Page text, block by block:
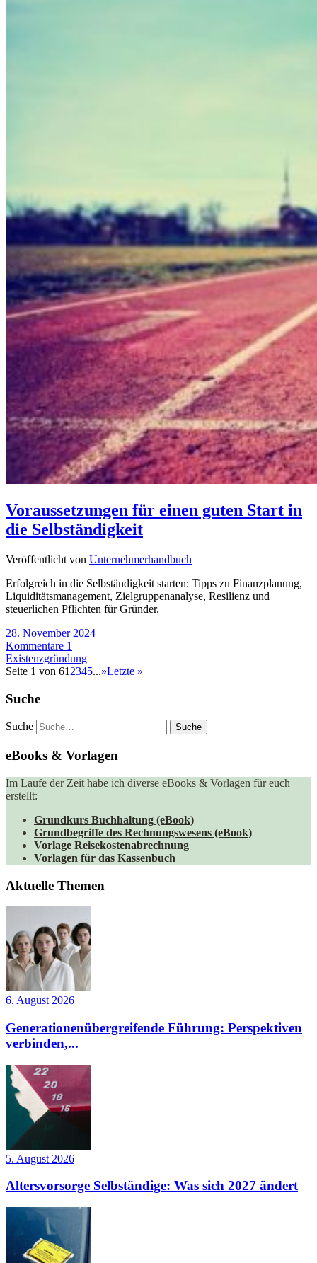
Voraussetzungen für einen guten Start in
die Selbständigkeit
Veröffentlicht von Unternehmerhandbuch
Erfolgreich in die Selbständigkeit starten: Tipps zu Finanzplanung,
Liquiditätsmanagement, Zielgruppenanalyse, Resilienz und
steuerlichen Pflichten für Gründer.
28. November 2024
Kommentare 1
Existenzgründung
Seite 1 von 61 2345...»Letzte »
Suche
Suche
eBooks & Vorlagen
Im Laufe der Zeit habe ich diverse eBooks & Vorlagen für euch
erstellt:
Grundkurs Buchhaltung (eBook)
Grundbegriffe des Rechnungswesens (eBook)
Vorlage Reisekostenabrechnung
Vorlagen für das Kassenbuch
Aktuelle Themen
6. August 2026
Generationenübergreifende Führung: Perspektiven
verbinden,...
5. August 2026
Altersvorsorge Selbständige: Was sich 2027 ändert